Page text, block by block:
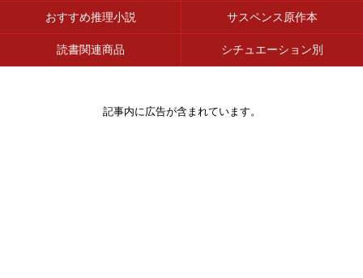
おすすめ推理小説 サスペンス原作本
読書関連商品 シチュエーション別
記事内に広告が含まれています。